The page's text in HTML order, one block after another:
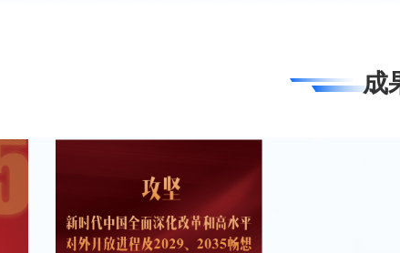
成